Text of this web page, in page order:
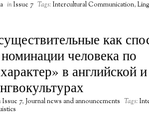
inIssue 7 Tags: Intercultural Communication,
как
человека по
в английской и
Issue 7, Journal news and announcements Tags: